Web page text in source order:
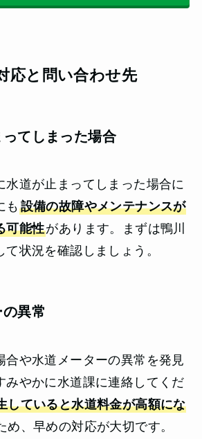
応と問い合わせ先
てしまった場合
水道が止まってしまった場合に
も 設備の故障やメンテナンスが
可能性があります。まずは鴨川
状況を確認しましょう。
異常
合や水道メーターの異常を発見
みやかに水道課に連絡してくだ
していると水道料金が高額にな
め、早めの対応が大切です。